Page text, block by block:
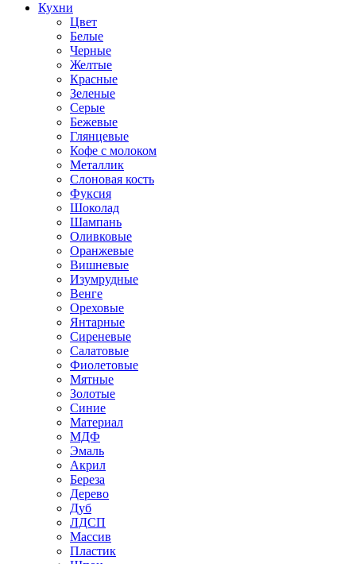
Кухни
Цвет
Белые
Черные
Желтые
Красные
Зеленые
Серые
Бежевые
Глянцевые
Кофе с молоком
Металлик
Слоновая кость
Фуксия
Шоколад
Шампань
Оливковые
Оранжевые
Вишневые
Изумрудные
Венге
Ореховые
Янтарные
Сиреневые
Салатовые
Фиолетовые
Мятные
Золотые
Синие
Материал
МДФ
Эмаль
Акрил
Береза
Дерево
Дуб
ЛДСП
Массив
Пластик